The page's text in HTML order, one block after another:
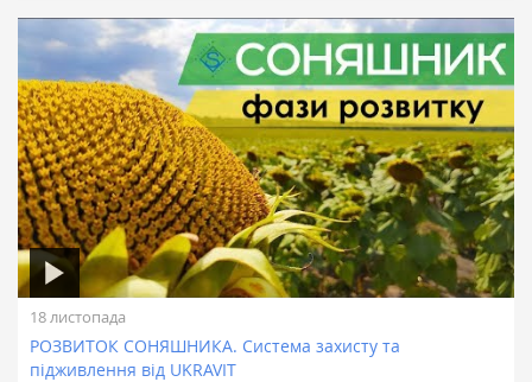
18 листопада
РОЗВИТОК СОНЯШНИКА. Система захисту та
підживлення від UKRAVIT